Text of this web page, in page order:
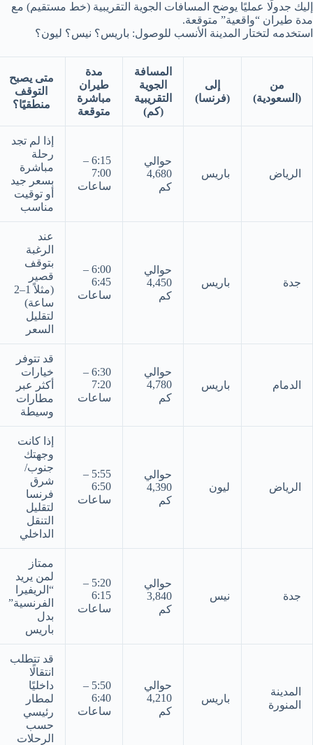
إليك جدولًا عمليًا يوضح المسافات الجوية التقريبية (خط مستقيم) مع
مدة طيران “واقعية” متوقعة.
استخدمه لتختار المدينة الأنسب للوصول: باريس؟ نيس؟ ليون؟
من
(السعودية)
إلى
(فرنسا)
المسافة
الجوية
التقريبية
(كم)
مدة
طيران
مباشرة
متوقعة
متى يصبح
التوقف
منطقيًا؟
الرياض باريس
حوالي
4,680
كم
6:15 –
7:00
ساعات
إذا لم تجد
رحلة
مباشرة
بسعر جيد
أو توقيت
مناسب
جدة باريس
حوالي
4,450
كم
6:00 –
6:45
ساعات
عند
الرغبة
بتوقف
قصير
(مثلاً 1–2
ساعة)
لتقليل
السعر
الدمام باريس
حوالي
4,780
كم
6:30 –
7:20
ساعات
قد تتوفر
خيارات
أكثر عبر
مطارات
وسيطة
الرياض ليون
حوالي
4,390
كم
5:55 –
6:50
ساعات
إذا كانت
وجهتك
جنوب/
شرق
فرنسا
لتقليل
التنقل
الداخلي
جدة نيس
حوالي
3,840
كم
5:20 –
6:15
ساعات
ممتاز
لمن يريد
“الريفيرا
الفرنسية”
بدل
باريس
المدينة
المنورة
باريس
حوالي
4,210
كم
5:50 –
6:40
ساعات
قد تتطلب
انتقالًا
داخليًا
لمطار
رئيسي
حسب
الرحلات